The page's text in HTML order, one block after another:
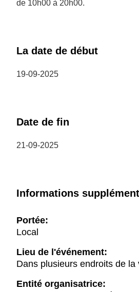
de 10h00 à 20h00.
La date de début
19-09-2025
Date de fin
21-09-2025
Informations
Portée:
Local
Lieu de l'événement:
Dans plusieurs endroits de la
Entité organisatrice: